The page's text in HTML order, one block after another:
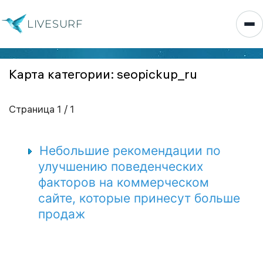
LIVESURF
Карта категории: seopickup_ru
Страница 1 / 1
Небольшие рекомендации по
улучшению поведенческих
факторов на коммерческом
сайте, которые принесут больше
продаж